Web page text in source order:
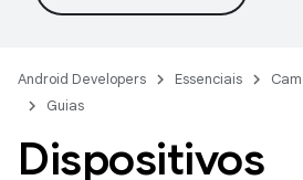
Android Developers Essenciais
Guias
Dispositivos